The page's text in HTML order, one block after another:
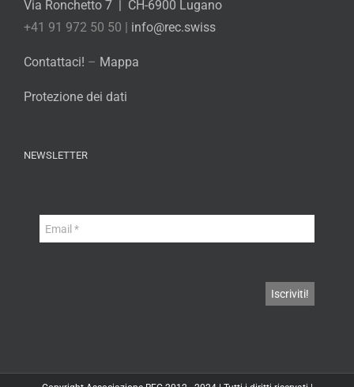
Via Ronchetto 7 | CH-6900 Lugano
+41 91 972 50 50 | info@rec.swiss
Contattaci! – Mappa
Protezione dei dati
NEWSLETTER